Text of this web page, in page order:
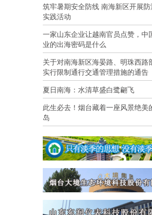
筑牢暑期安全防线 南海新区开展
实践活动
一家山东企业让越南官员点赞，中
业的出海密码是什么
关于对南海新区海晏路、明珠西路
实行限制通行交通管理措施的通告
夏日南海：水清草盛白鹭翩飞
此生必去！烟台藏着一座风景绝美
岛